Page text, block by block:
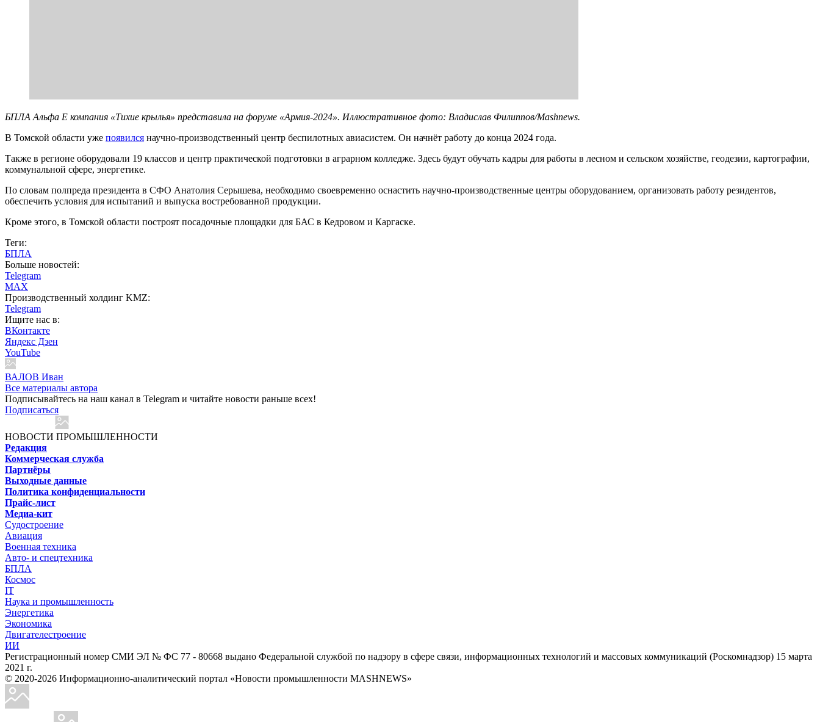
БПЛА Альфа Е компания «Тихие крылья» представила на форуме «Армия-2024». Иллюстративное фото: Владислав Филиппов/Mashnews.
В Томской области уже появился научно-производственный центр беспилотных авиасистем. Он начнёт работу до конца 2024 года.
Также в регионе оборудовали 19 классов и центр практической подготовки в аграрном колледже. Здесь будут обучать кадры для работы в лесном и сельском хозяйстве, геодезии, картографии,
коммунальной сфере, энергетике.
По словам полпреда президента в СФО Анатолия Серышева, необходимо своевременно оснастить научно-производственные центры оборудованием, организовать работу резидентов,
обеспечить условия для испытаний и выпуска востребованной продукции.
Кроме этого, в Томской области построят посадочные площадки для БАС в Кедровом и Каргаске.
Теги:
БПЛА
Больше новостей:
Telegram
MAX
Производственный холдинг KMZ:
Telegram
Ищите нас в:
ВКонтакте
Яндекс Дзен
YouTube
ВАЛОВ Иван
Все материалы автора
Подписывайтесь на наш канал в Telegram и читайте новости раньше всех!
Подписаться
НОВОСТИ ПРОМЫШЛЕННОСТИ
Редакция
Коммерческая служба
Партнёры
Выходные данные
Политика конфиденциальности
Прайс-лист
Медиа-кит
Судостроение
Авиация
Военная техника
Авто- и спецтехника
БПЛА
Космос
IT
Наука и промышленность
Энергетика
Экономика
Двигателестроение
ИИ
Регистрационный номер СМИ ЭЛ № ФС 77 - 80668 выдано Федеральной службой по надзору в сфере связи, информационных технологий и массовых коммуникаций (Роскомнадзор) 15 марта
2021 г.
© 2020-2026 Информационно-аналитический портал «Новости промышленности MASHNEWS»